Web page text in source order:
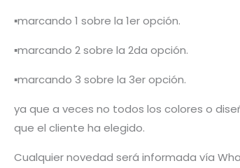
▪️marcando 1 sobre la 1er opción.
▪️marcando 2 sobre la 2da opción.
▪️marcando 3 sobre la 3er opción.
ya que a veces no todos los colores o
que el cliente ha elegido.
Cualquier novedad será informada vía